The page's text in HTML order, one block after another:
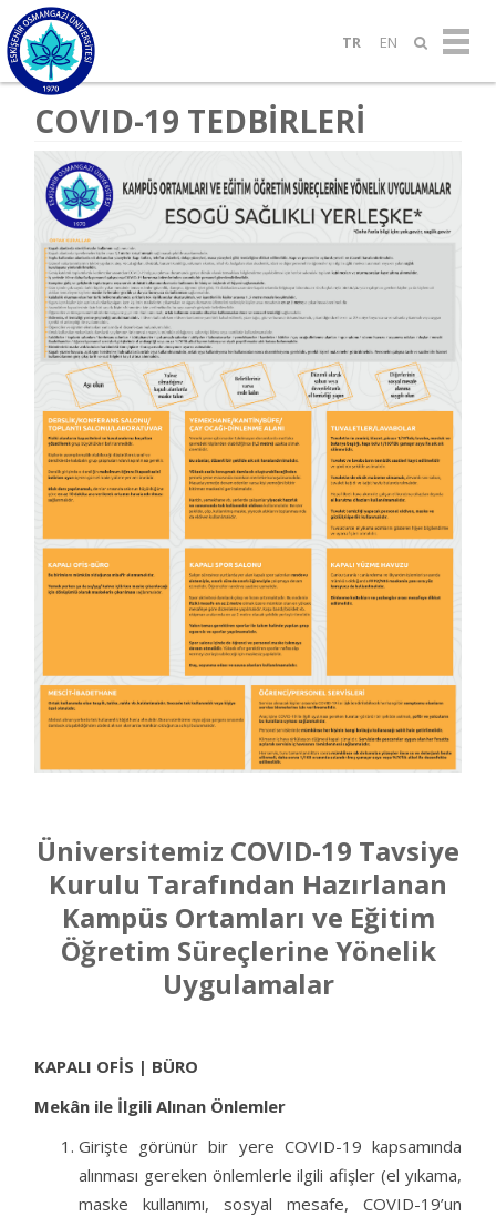
TR EN
COVID-19 TEDBİRLERİ
Üniversitemiz COVID-19 Tavsiye
Kurulu Tarafından Hazırlanan
Kampüs Ortamları ve Eğitim
Öğretim Süreçlerine Yönelik
Uygulamalar
KAPALI OFİS | BÜRO
Mekân ile İlgili Alınan Önlemler
Girişte görünür bir yere COVID-19 kapsamında
alınması gereken önlemlerle ilgili afişler (el yıkama,
maske kullanımı, sosyal mesafe, COVID-19’un